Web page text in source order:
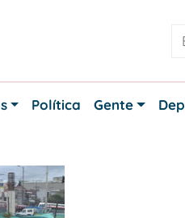
Política Gente